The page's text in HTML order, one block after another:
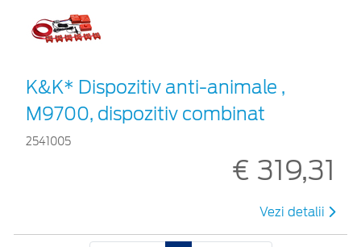
K&K* Dispozitiv anti-animale ,
M9700, dispozitiv combinat
2541005
€ 319,31
Vezi detalii